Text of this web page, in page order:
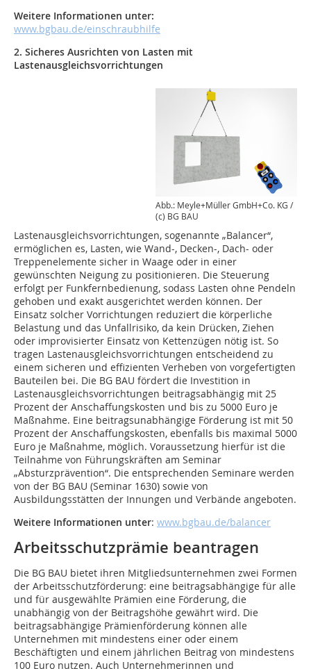
Weitere Informationen unter:
www.bgbau.de/einschraubhilfe
2. Sicheres Ausrichten von Lasten mit
Lastenausgleichsvorrichtungen
Abb.: Meyle+Müller GmbH+Co. KG /
(c) BG BAU
Lastenausgleichsvorrichtungen, sogenannte „Balancer“,
ermöglichen es, Lasten, wie Wand-, Decken-, Dach- oder
Treppenelemente sicher in Waage oder in einer
gewünschten Neigung zu positionieren. Die Steuerung
erfolgt per Funkfernbedienung, sodass Lasten ohne Pendeln
gehoben und exakt ausgerichtet werden können. Der
Einsatz solcher Vorrichtungen reduziert die körperliche
Belastung und das Unfallrisiko, da kein Drücken, Ziehen
oder improvisierter Einsatz von Kettenzügen nötig ist. So
tragen Lastenausgleichsvorrichtungen entscheidend zu
einem sicheren und effizienten Verheben von vorgefertigten
Bauteilen bei. Die BG BAU fördert die Investition in
Lastenausgleichsvorrichtungen beitragsabhängig mit 25
Prozent der Anschaffungskosten und bis zu 5000 Euro je
Maßnahme. Eine beitragsunabhängige Förderung ist mit 50
Prozent der Anschaffungskosten, ebenfalls bis maximal 5000
Euro je Maßnahme, möglich. Voraussetzung hierfür ist die
Teilnahme von Führungskräften am Seminar
„Absturzprävention“. Die entsprechenden Seminare werden
von der BG BAU (Seminar 1630) sowie von
Ausbildungsstätten der Innungen und Verbände angeboten.
Weitere Informationen unter: www.bgbau.de/balancer
Arbeitsschutzprämie beantragen
Die BG BAU bietet ihren Mitgliedsunternehmen zwei Formen
der Arbeitsschutzförderung: eine beitragsabhängige für alle
und für ausgewählte Prämien eine Förderung, die
unabhängig von der Beitragshöhe gewährt wird. Die
beitragsabhängige Prämienförderung können alle
Unternehmen mit mindestens einer oder einem
Beschäftigten und einem jährlichen Beitrag von mindestens
100 Euro nutzen. Auch Unternehmerinnen und